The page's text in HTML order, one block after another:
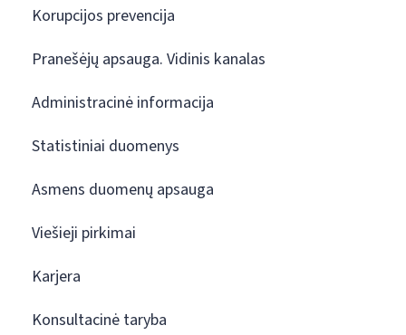
Korupcijos prevencija
Pranešėjų apsauga. Vidinis kanalas
Administracinė informacija
Statistiniai duomenys
Asmens duomenų apsauga
Viešieji pirkimai
Karjera
Konsultacinė taryba